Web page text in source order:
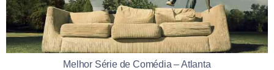
Melhor Série de Comédia – Atlanta